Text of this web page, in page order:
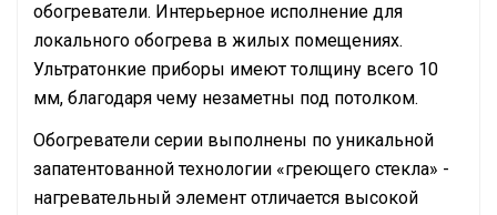
обогреватели. Интерьерное исполнение для
локального обогрева в жилых помещениях.
Ультратонкие приборы имеют толщину всего 10
мм, благодаря чему незаметны под потолком.
Обогреватели серии выполнены по уникальной
запатентованной технологии «греющего стекла» -
нагревательный элемент отличается высокой